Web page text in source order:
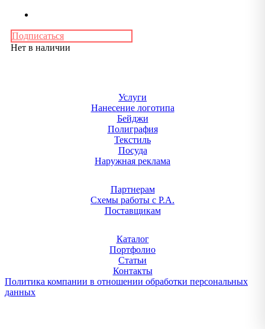
Подписаться
Нет в наличии
Услуги
Нанесение логотипа
Бейджи
Полиграфия
Текстиль
Посуда
Наружная реклама
Партнерам
Схемы работы с Р.А.
Поставщикам
Каталог
Портфолио
Статьи
Контакты
Политика компании в отношении обработки персональных
данных